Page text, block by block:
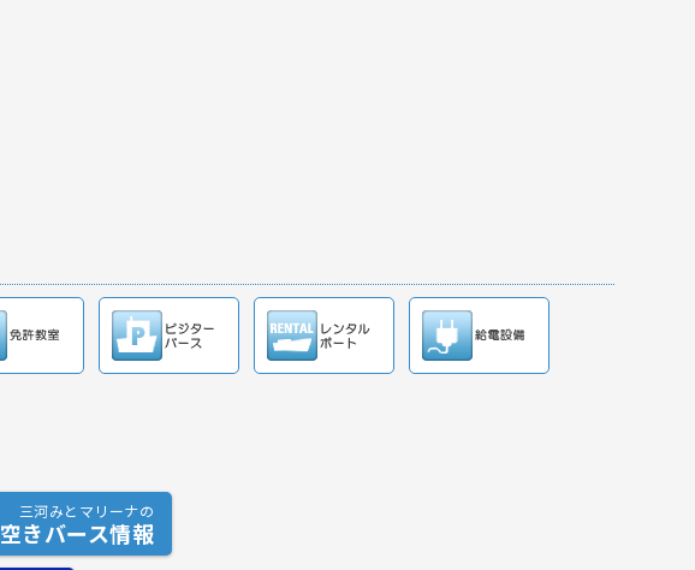
三河みとマリーナの
空きバース情報